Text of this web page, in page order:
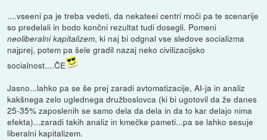
....vseeni pa je treba vedeti, da nekateei centri moči pa te scenarije
so predelali in bodo končni rezultat tudi dosegli. Pomeni
neoliberalni kapitalizem, ki naj bi odgnal vse sledove socializma
najprej, potem pa šele gradil nazaj neko civilizacijsko
socialnost....ČE
Jasno...lahko pa se še prej zaradi avtomatizacije, AI-ja in analiz
kakšnega zelo uglednega družboslovca (ki bi ugotovil da že danes
25-35% zaposlenih se samo dela da dela in da to kar delajo nima
efekta)...zaradi takih analiz in kmečke pameti...pa se lahko sesuje
liberalni kapitalizem.